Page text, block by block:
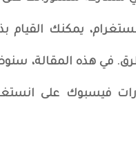
يمكنك القيام
في هذه المقالة،
فيسبوك على